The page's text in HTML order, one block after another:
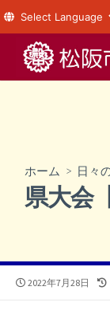
テ
ホーム > 日々
県大会
公
2022年7月28日